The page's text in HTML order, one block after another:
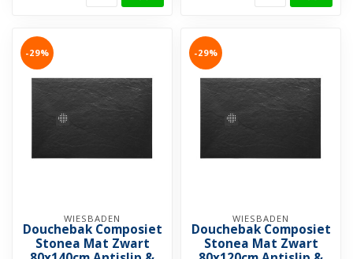
-29%
WIESBADEN
Douchebak Composiet
Stonea Mat Zwart
-29%
WIESBADEN
Douchebak Composiet
Stonea Mat Zwart